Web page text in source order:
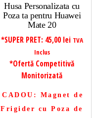
Husa Personalizata cu
Poza ta pentru Huawei
Mate 20
*SUPER PRET: 45,00 lei TVA
Inclus
*Ofertă Competitivă
Monitorizată
CADOU : Magnet de
Frigider cu Poza de